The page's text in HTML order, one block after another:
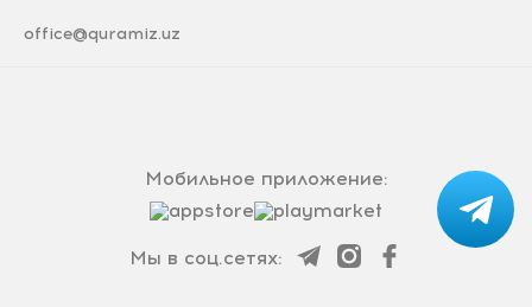
office@quramiz.uz
Мобильное приложение:
Мы в соц.сетях: